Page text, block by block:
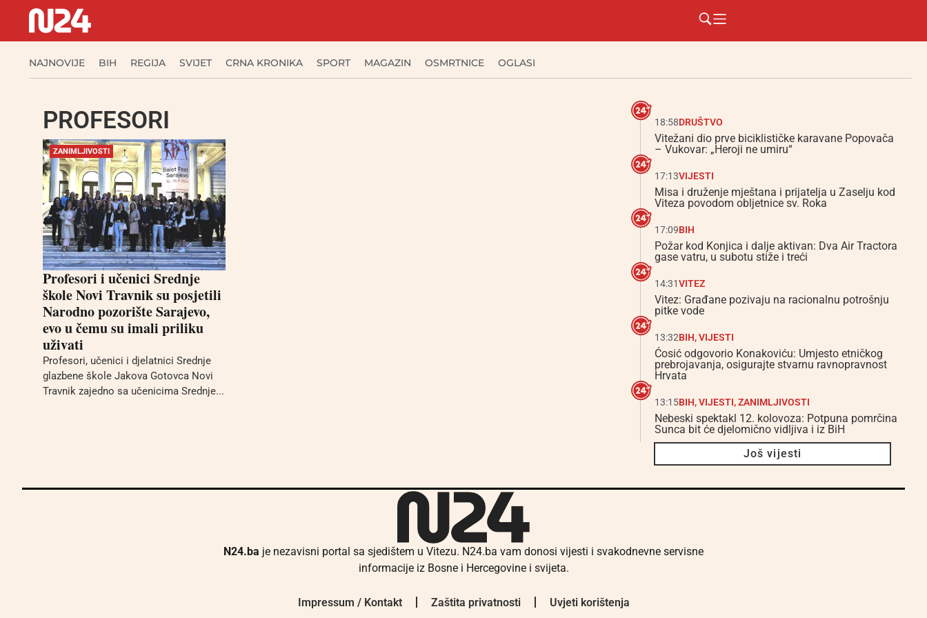
NAJNOVIJE BIH REGIJA SVIJET CRNA KRONIKA SPORT MAGAZIN OSMRTNICE OGLASI
PROFESORI
ZANIMLJIVOSTI
Profesori i učenici Srednje
škole Novi Travnik su posjetili
Narodno pozorište Sarajevo,
evo u čemu su imali priliku
uživati
Profesori, učenici i djelatnici Srednje
glazbene škole Jakova Gotovca Novi
Travnik zajedno sa učenicima Srednje...
18:58DRUŠTVO
Vitežani dio prve biciklističke karavane Popovača
– Vukovar: „Heroji ne umiru“
17:13VIJESTI
Misa i druženje mještana i prijatelja u Zaselju kod
Viteza povodom obljetnice sv. Roka
17:09BIH
Požar kod Konjica i dalje aktivan: Dva Air Tractora
gase vatru, u subotu stiže i treći
14:31VITEZ
Vitez: Građane pozivaju na racionalnu potrošnju
pitke vode
13:32BIH,VIJESTI
Ćosić odgovorio Konakoviću: Umjesto etničkog
prebrojavanja, osigurajte stvarnu ravnopravnost
Hrvata
13:15BIH,VIJESTI,ZANIMLJIVOSTI
Nebeski spektakl 12. kolovoza: Potpuna pomrčina
Sunca bit će djelomično vidljiva i iz BiH
Još vijesti
N24.ba je nezavisni portal sa sjedištem u Vitezu. N24.ba vam donosi vijesti i svakodnevne servisne
informacije iz Bosne i Hercegovine i svijeta.
Impressum / Kontakt Zaštita privatnosti Uvjeti korištenja